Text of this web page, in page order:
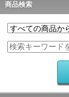
商品検索